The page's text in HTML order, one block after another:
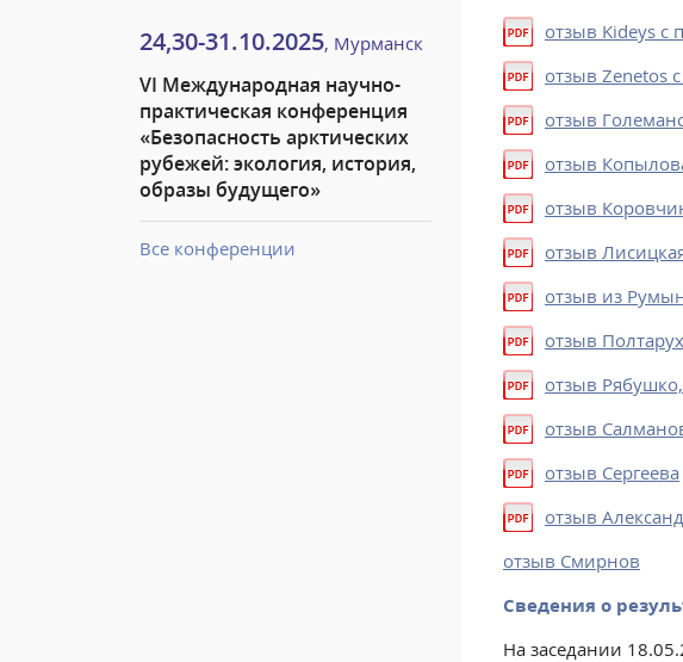
24,30-31.10.2025, Мурманск
VI Международная научно-
практическая конференция
«Безопасность арктических
рубежей: экология, история,
образы будущего»
Все конференции
отзыв Kideys c
отзыв Zenetos
отзыв
отзыв
отзыв
отзыв
отзыв из
отзыв
отзыв
отзыв
отзыв Сергеева
отзыв
отзыв Смирнов
Сведения о
На заседании